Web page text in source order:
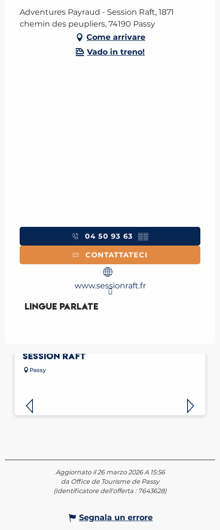
Adventures Payraud - Session Raft, 1871
chemin des peupliers, 74190 Passy
Come arrivare
Vado in treno!
04 50 93 63 ▒▒
CONTATTATECI
www.sessionraft.fr
Lingue parlate
Lingue parlate
SESSION RAFT
Passy
Aggiornato il 26 marzo 2026 A 15:56
da Office de Tourisme de Passy
(Identificatore dell'offerta : 7643628)
Segnala un errore